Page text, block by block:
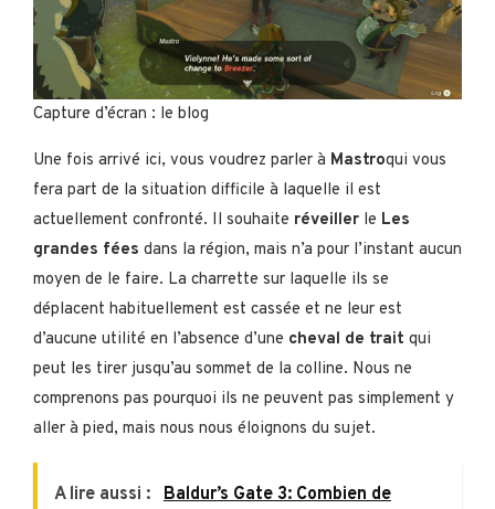
Capture d’écran : le blog
Une fois arrivé ici, vous voudrez parler à Mastroqui vous
fera part de la situation difficile à laquelle il est
actuellement confronté. Il souhaite réveiller le Les
grandes fées dans la région, mais n’a pour l’instant aucun
moyen de le faire. La charrette sur laquelle ils se
déplacent habituellement est cassée et ne leur est
d’aucune utilité en l’absence d’une cheval de trait qui
peut les tirer jusqu’au sommet de la colline. Nous ne
comprenons pas pourquoi ils ne peuvent pas simplement y
aller à pied, mais nous nous éloignons du sujet.
A lire aussi : Baldur’s Gate 3: Combien de